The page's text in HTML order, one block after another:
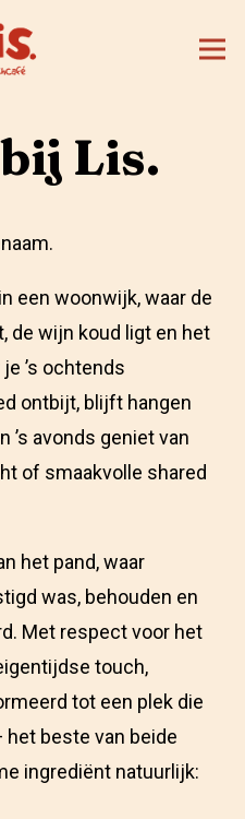
Lis.
een woonwijk, waar de
de wijn koud ligt en het
’s ochtends
ontbijt, blijft hangen
’s avonds geniet van
of smaakvolle shared
het pand, waar
was, behouden en
Met respect voor het
touch,
tot een plek die
beste van beide
ingrediënt natuurlijk: